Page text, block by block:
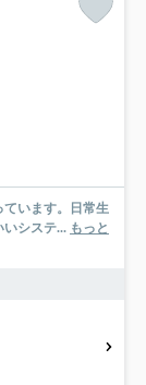
ています。日常生
システ... もっと